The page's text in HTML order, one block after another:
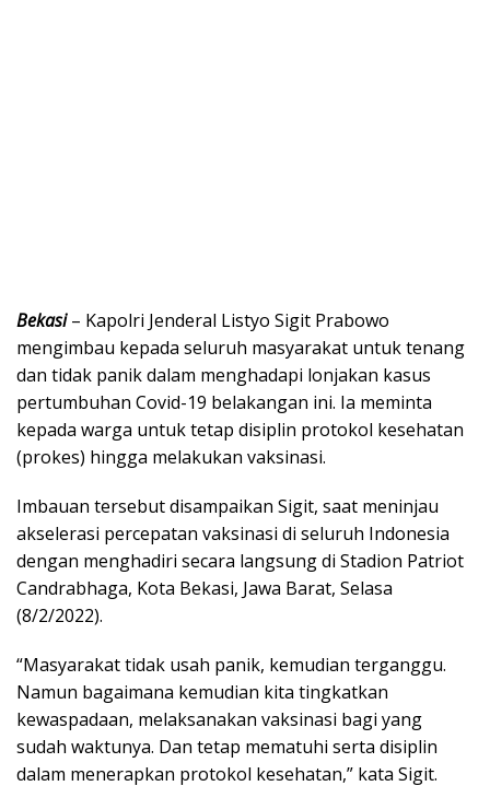
Bekasi– Kapolri Jenderal Listyo Sigit Prabowo
mengimbau kepada seluruh masyarakat untuk tenang
dan tidak panik dalam menghadapi lonjakan kasus
pertumbuhan Covid-19 belakangan ini. Ia meminta
kepada warga untuk tetap disiplin protokol kesehatan
(prokes) hingga melakukan vaksinasi.
Imbauan tersebut disampaikan Sigit, saat meninjau
akselerasi percepatan vaksinasi di seluruh Indonesia
dengan menghadiri secara langsung di Stadion Patriot
Candrabhaga, Kota Bekasi, Jawa Barat, Selasa
(8/2/2022).
“Masyarakat tidak usah panik, kemudian terganggu.
Namun bagaimana kemudian kita tingkatkan
kewaspadaan, melaksanakan vaksinasi bagi yang
sudah waktunya. Dan tetap mematuhi serta disiplin
dalam menerapkan protokol kesehatan,” kata Sigit.